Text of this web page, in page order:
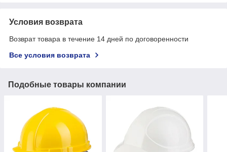
Условия возврата
Возврат товара в течение 14 дней по договоренности
Все условия возврата
Подобные товары компании